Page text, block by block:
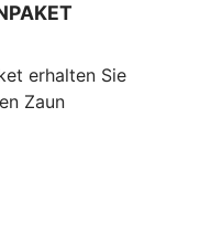
erhalten Sie
Zaun